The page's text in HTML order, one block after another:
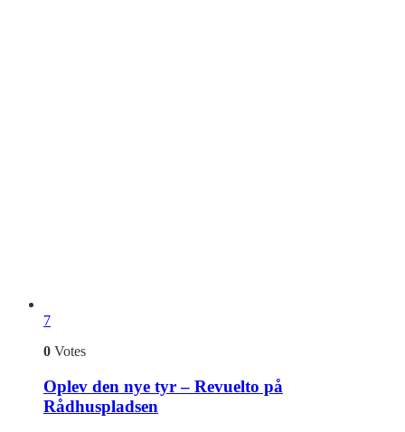
7
0 Votes
Oplev den nye tyr – Revuelto på
Rådhuspladsen